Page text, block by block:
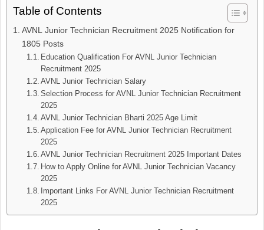
Table of Contents
AVNL Junior Technician Recruitment 2025 Notification for
1805 Posts
Education Qualification For AVNL Junior Technician
Recruitment 2025
AVNL Junior Technician Salary
Selection Process for AVNL Junior Technician Recruitment
2025
AVNL Junior Technician Bharti 2025 Age Limit
Application Fee for AVNL Junior Technician Recruitment
2025
AVNL Junior Technician Recruitment 2025 Important Dates
How to Apply Online for AVNL Junior Technician Vacancy
2025
Important Links For AVNL Junior Technician Recruitment
2025